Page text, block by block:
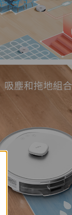
吸塵和拖地組合